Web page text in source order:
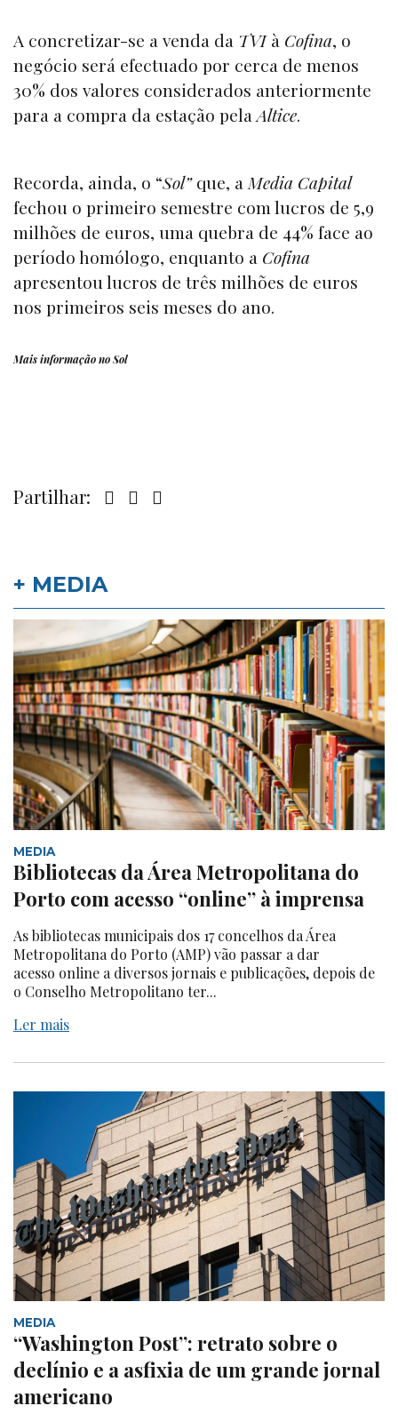
A concretizar-se a venda da TVIà Cofina, o
negócio será efectuado por cerca de menos
30% dos valores considerados anteriormente
para a compra da estação pelaAltice.
Recorda, ainda, o “Sol”que, a Media Capital
fechou o primeiro semestre com lucros de 5,9
milhões de euros, uma quebra de 44% face ao
período homólogo, enquanto a Cofina
apresentou lucros de três milhões de euros
nos primeiros seis meses do ano.
Mais informação noSol
Partilhar:
+ MEDIA
MEDIA
Bibliotecas da Área Metropolitana do
Porto com acesso “online” à imprensa
As bibliotecas municipais dos 17 concelhos da Área
Metropolitana do Porto (AMP) vão passar a dar
acesso online a diversos jornais e publicações, depois de
o Conselho Metropolitano ter...
Ler mais
MEDIA
“Washington Post”: retrato sobre o
declínio e a asfixia de um grande jornal
americano